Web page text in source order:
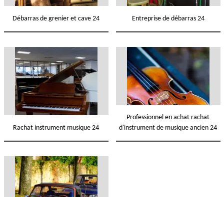
Débarras de grenier et cave 24 Entreprise de débarras 24
Rachat instrument musique 24
Professionnel en achat rachat
d'instrument de musique ancien 24